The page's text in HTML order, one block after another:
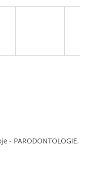
- PARODONTOLOGIE.